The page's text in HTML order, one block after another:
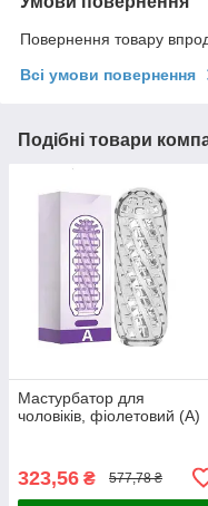
Повернення товару
Всі умови повернення
Подібні товари
Мастурбатор для
чоловіків, фіолетовий (А)
323,56 ₴ 577,78 ₴